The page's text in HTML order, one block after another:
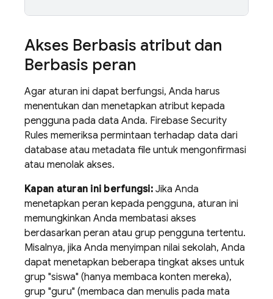
Akses Berbasis atribut dan
Berbasis peran
Agar aturan ini dapat berfungsi, Anda harus
menentukan dan menetapkan atribut kepada
pengguna pada data Anda. Firebase Security
Rules memeriksa permintaan terhadap data dari
database atau metadata file untuk mengonfirmasi
atau menolak akses.
Kapan aturan ini berfungsi:Jika Anda
menetapkan peran kepada pengguna, aturan ini
memungkinkan Anda membatasi akses
berdasarkan peran atau grup pengguna tertentu.
Misalnya, jika Anda menyimpan nilai sekolah, Anda
dapat menetapkan beberapa tingkat akses untuk
grup "siswa" (hanya membaca konten mereka),
grup "guru" (membaca dan menulis pada mata